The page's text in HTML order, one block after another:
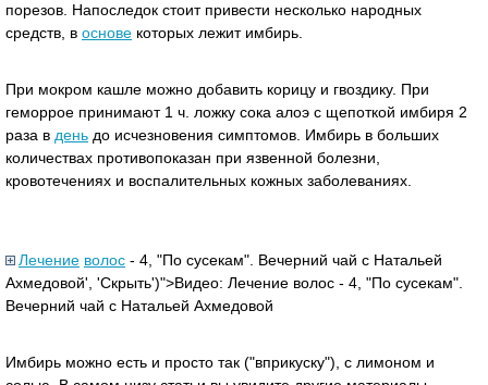
порезов. Напоследок стоит привести несколько народных
средств, в основе которых лежит имбирь.
При мокром кашле можно добавить корицу и гвоздику. При
геморрое принимают 1 ч. ложку сока алоэ с щепоткой имбиря 2
раза в день до исчезновения симптомов. Имбирь в больших
количествах противопоказан при язвенной болезни,
кровотечениях и воспалительных кожных заболеваниях.
Лечение волос - 4, "По сусекам". Вечерний чай с Натальей
Ахмедовой', 'Скрыть')">Видео: Лечение волос - 4, "По сусекам".
Вечерний чай с Натальей Ахмедовой
Имбирь можно есть и просто так ("вприкуску"), с лимоном и